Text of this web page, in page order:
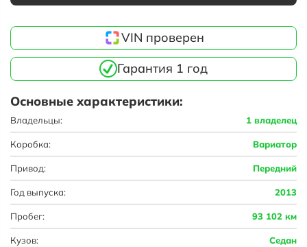
VIN проверен
Гарантия 1 год
Основные характеристики:
Владельцы: 1 владелец
Коробка: Вариатор
Привод: Передний
Год выпуска: 2013
Пробег: 93 102 км
Кузов: Седан